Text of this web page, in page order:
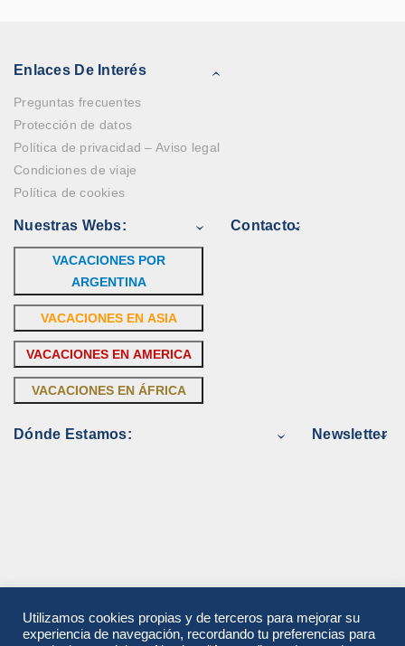
Enlaces De Interés
Preguntas frecuentes
Protección de datos
Política de privacidad – Aviso legal
Condiciones de viaje
Política de cookies
Nuestras Webs:
VACACIONES POR
ARGENTINA
VACACIONES EN ASIA
VACACIONES EN AMERICA
VACACIONES EN ÁFRICA
Contacto:
Dónde Estamos: Newsletter
Utilizamos cookies propias y de terceros para mejorar su
experiencia de navegación, recordando tu preferencias para